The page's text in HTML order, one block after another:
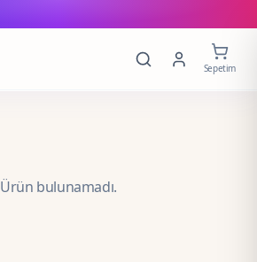
Sepetim
Ürün bulunamadı.